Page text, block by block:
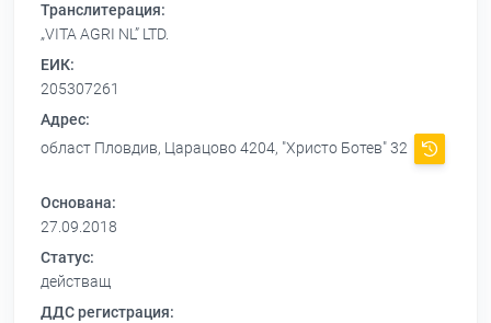
Транслитерация:
„VITA AGRI NL” LTD.
ЕИК:
205307261
Адрес:
област Пловдив, Царацово 4204, "Христо Ботев" 32
Основана:
27.09.2018
Статус:
действащ
ДДС регистрация: